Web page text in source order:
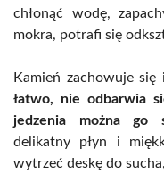
chłonąć wodę,
mokra, potrafi się
Kamień zachowuje się
łatwo, nie odbarwia
jedzenia można go
delikatny płyn i
wytrzeć deskę do